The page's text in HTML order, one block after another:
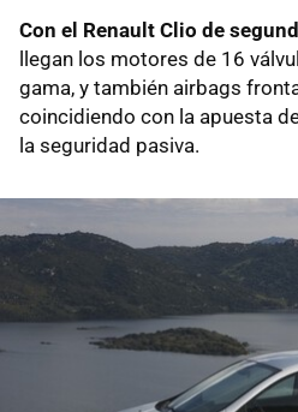
Con el Renault Clio de
llegan los motores de 16
gama, y también airbags
coincidiendo con la apuesta
la seguridad pasiva.